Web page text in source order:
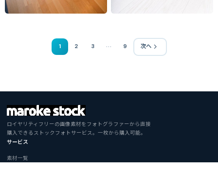
1 2 3 … 9 次へ
ロイヤリティフリーの画像素材をフォトグラファーから直接
購入できるストックフォトサービス。一枚から購入可能。
サービス
素材一覧